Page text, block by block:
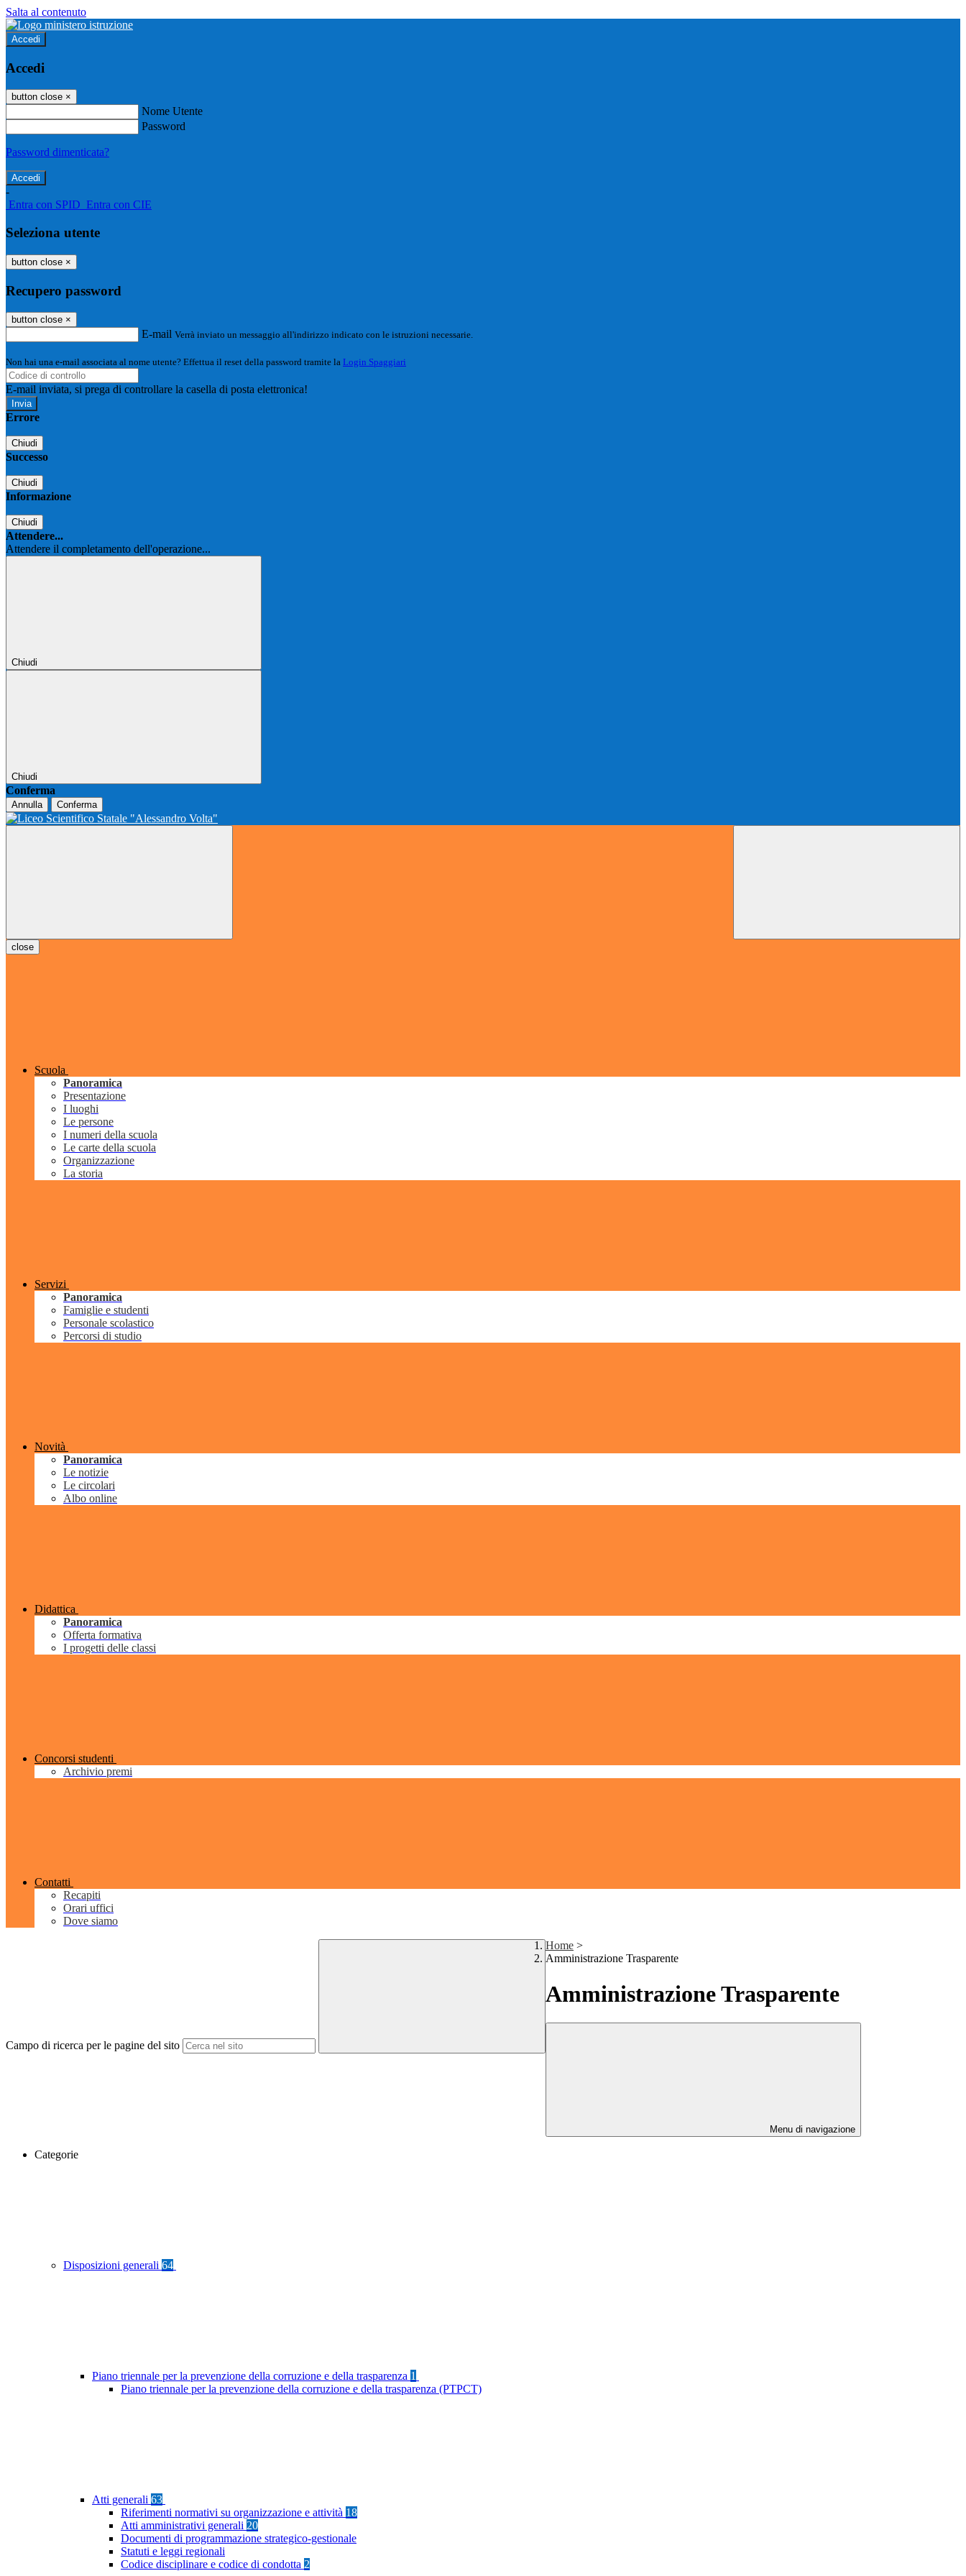
Salta al contenuto
Accedi
Accedi
button close ×
Nome Utente
Password
Password dimenticata?
-
Entra con SPID Entra con CIE
Seleziona utente
button close ×
Recupero password
button close ×
E-mail Verrà inviato un messaggio all'indirizzo indicato con le istruzioni necessarie.
Non hai una e-mail associata al nome utente? Effettua il reset della password tramite la Login Spaggiari
E-mail inviata, si prega di controllare la casella di posta elettronica!
Errore
Chiudi
Successo
Chiudi
Informazione
Chiudi
Attendere...
Attendere il completamento dell'operazione...
Chiudi
Chiudi
Conferma
Annulla Conferma
close
Scuola
Panoramica
Presentazione
I luoghi
Le persone
I numeri della scuola
Le carte della scuola
Organizzazione
La storia
Servizi
Panoramica
Famiglie e studenti
Personale scolastico
Percorsi di studio
Novità
Panoramica
Le notizie
Le circolari
Albo online
Didattica
Panoramica
Offerta formativa
I progetti delle classi
Concorsi studenti
Archivio premi
Contatti
Recapiti
Orari uffici
Dove siamo
Campo di ricerca per le pagine del sito
Home >
Amministrazione Trasparente
Amministrazione Trasparente
Menu di navigazione
Categorie
Disposizioni generali 64
Piano triennale per la prevenzione della corruzione e della trasparenza 1
Piano triennale per la prevenzione della corruzione e della trasparenza (PTPCT)
Atti generali 63
Riferimenti normativi su organizzazione e attività 18
Atti amministrativi generali 20
Documenti di programmazione strategico-gestionale
Statuti e leggi regionali
Codice disciplinare e codice di condotta 2